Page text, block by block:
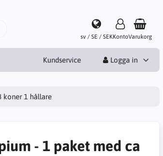
sv / SE / SEKKontoVarukorg
Kundservice Logga in
koner 1 hållare
- 1 paket med ca